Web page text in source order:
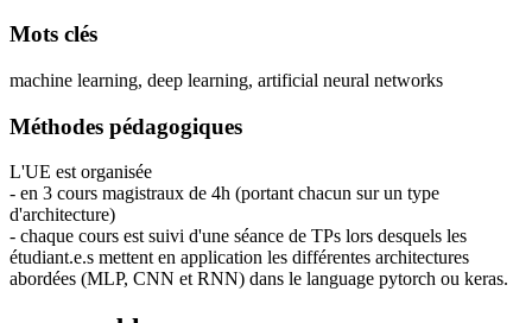
Mots clés
machine learning, deep learning, artificial neural networks
Méthodes pédagogiques
L'UE est organisée
- en 3 cours magistraux de 4h (portant chacun sur un type
d'architecture)
- chaque cours est suivi d'une séance de TPs lors desquels les
étudiant.e.s mettent en application les différentes architectures
abordées (MLP, CNN et RNN) dans le language pytorch ou keras.